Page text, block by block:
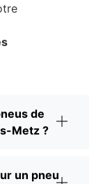
de
Metz ?
un pneu